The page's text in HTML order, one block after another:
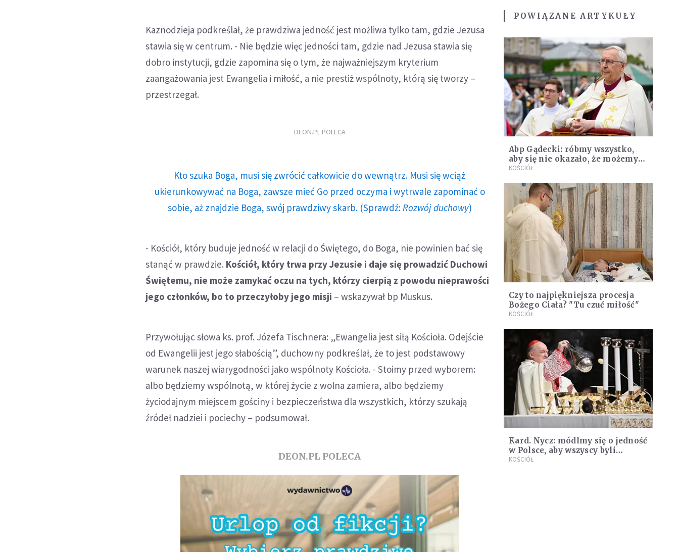
Kaznodzieja podkreślał, że prawdziwa jedność jest możliwa tylko tam, gdzie Jezusa
stawia się w centrum. - Nie będzie więc jedności tam, gdzie nad Jezusa stawia się
dobro instytucji, gdzie zapomina się o tym, że najważniejszym kryterium
zaangażowania jest Ewangelia i miłość, a nie prestiż wspólnoty, którą się tworzy –
przestrzegał.
DEON.PL POLECA
Kto szuka Boga, musi się zwrócić całkowicie do wewnątrz. Musi się wciąż
ukierunkowywać na Boga, zawsze mieć Go przed oczyma i wytrwale zapominać o
sobie, aż znajdzie Boga, swój prawdziwy skarb. (Sprawdź: Rozwój duchowy)
- Kościół, który buduje jedność w relacji do Świętego, do Boga, nie powinien bać się
stanąć w prawdzie. Kościół, który trwa przy Jezusie i daje się prowadzić Duchowi
Świętemu, nie może zamykać oczu na tych, którzy cierpią z powodu nieprawości
jego członków, bo to przeczyłoby jego misji – wskazywał bp Muskus.
Przywołując słowa ks. prof. Józefa Tischnera: „Ewangelia jest siłą Kościoła. Odejście
od Ewangelii jest jego słabością”, duchowny podkreślał, że to jest podstawowy
warunek naszej wiarygodności jako wspólnoty Kościoła. - Stoimy przed wyborem:
albo będziemy wspólnotą, w której życie z wolna zamiera, albo będziemy
życiodajnym miejscem gościny i bezpieczeństwa dla wszystkich, którzy szukają
źródeł nadziei i pociechy – podsumował.
DEON.PL POLECA
POWIĄZANE ARTYKUŁY
Abp Gądecki: róbmy wszystko,
aby się nie okazało, że możemy
żyć bez Eucharystii
KOŚCIÓŁ
Czy to najpiękniejsza procesja
Bożego Ciała? "Tu czuć miłość"
KOŚCIÓŁ
Kard. Nycz: módlmy się o jedność
w Polsce, aby wszyscy byli
zgromadzeni przy dobru
KOŚCIÓŁ